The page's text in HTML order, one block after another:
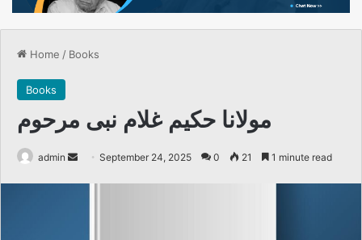
Home / Books
Books
مولانا حکیم غلام نبی مرحوم
admin
Send September 24, 2025 0 21 1 minute read